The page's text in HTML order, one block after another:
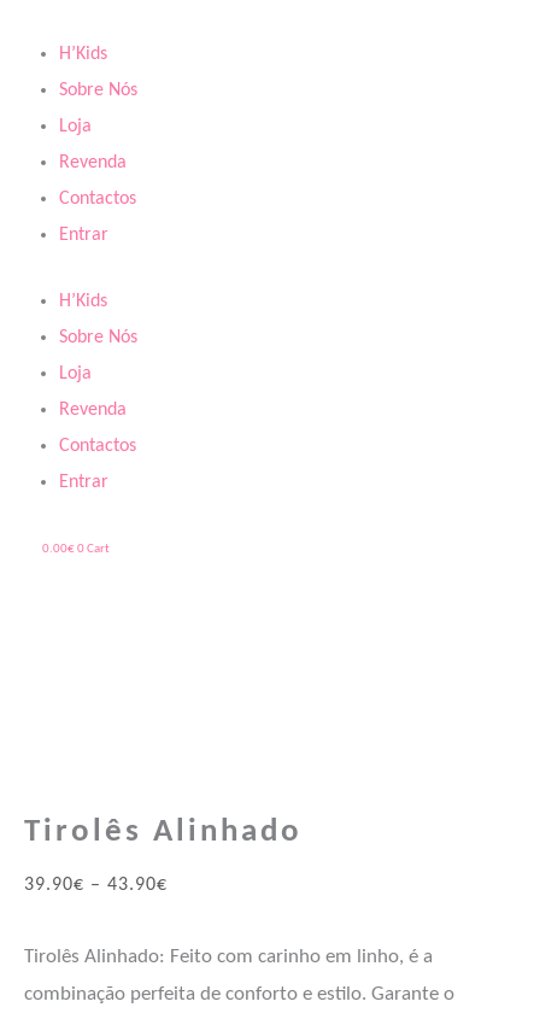
content
H’Kids
Sobre Nós
Loja
Revenda
Contactos
Entrar
H’Kids
Sobre Nós
Loja
Revenda
Contactos
Entrar
0.00€ 0Cart
Tirolês Alinhado
39.90€ – 43.90€
Tirolês Alinhado: Feito com carinho em linho, é a
combinação perfeita de conforto e estilo. Garante o